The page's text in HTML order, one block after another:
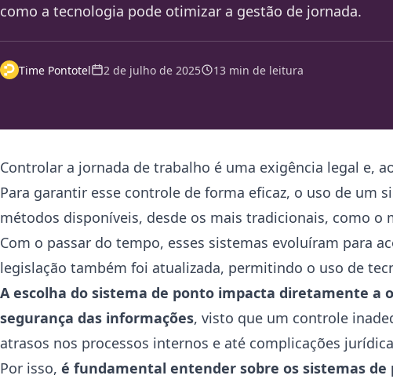
como a tecnologia pode otimizar a gestão de jornada.
Time Pontotel 2 de julho de 2025 13 min de leitura
Controlar a jornada de trabalho é uma exigência legal e,
Para garantir esse controle de forma eficaz, o uso de um
métodos disponíveis, desde os mais tradicionais, como
Com o passar do tempo, esses sistemas evoluíram para
legislação também foi atualizada, permitindo o uso de
A escolha do sistema de ponto impacta diretamente a
segurança das informações, visto que um controle
atrasos nos processos internos e até complicações
Por isso, é fundamental entender sobre os sistemas de